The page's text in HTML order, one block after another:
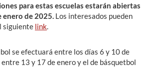
para estas escuelas estarán abiertas
enero de 2025. Los interesados pueden
siguiente link
se efectuará entre los días 6 y 10 de
13 y 17 de enero y el de básquetbol